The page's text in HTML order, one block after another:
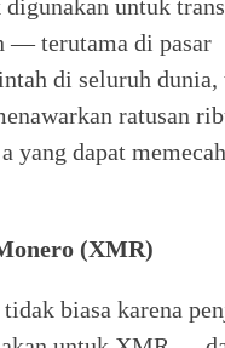
untuk
terutama di pasar
di seluruh dunia,
ratusan
yang dapat
(XMR)
biasa karena